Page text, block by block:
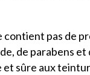
pas de
de parabens
sûre aux